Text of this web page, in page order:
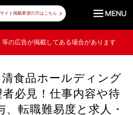
サイト掲載希望の方はこちら
等の広告が掲載してある場合があります
食品ホールディング
必見！仕事内容や待
転職難易度と求人・